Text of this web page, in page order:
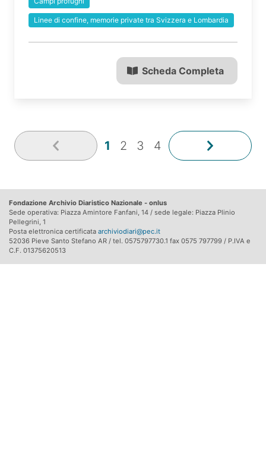
Linee di confine, memorie private tra Svizzera e Lombardia
Scheda Completa
1 2 3 4
Fondazione Archivio Diaristico Nazionale - onlus
Sede operativa: Piazza Amintore Fanfani, 14 / sede legale: Piazza Plinio
Pellegrini, 1
Posta elettronica certificata archiviodiari@pec.it
52036 Pieve Santo Stefano AR / tel. 0575797730.1 fax 0575 797799 / P.IVA e
C.F. 01375620513